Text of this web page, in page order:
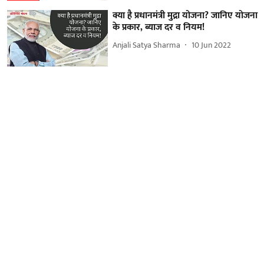
क्या है प्रधानमंत्री मुद्रा योजना? जानिए योजना
के प्रकार, ब्याज दर व नियम!
Anjali Satya Sharma 10 Jun 2022